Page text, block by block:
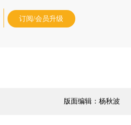
订阅/会员升级
版面编辑：杨秋波